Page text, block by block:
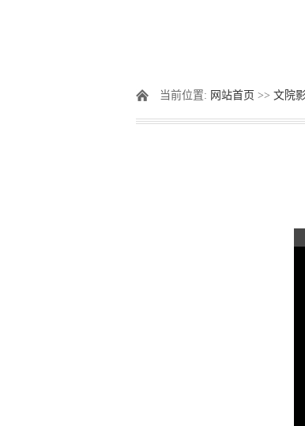
当前位置: 网站首页 >> 文院